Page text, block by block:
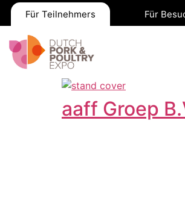
Für Teilnehmers Für
aaff Groep